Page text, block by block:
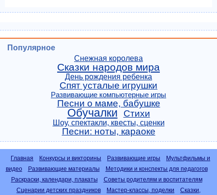
Популярное
Снежная королева
Сказки народов мира
День рождения ребенка
Спят усталые игрушки
Развивающие компьютерные игры
Песни о маме, бабушке
Обучалки Стихи
Шоу, спектакли, квесты, сценки
Песни: ноты, караоке
Главная Конкурсы и викторины Развивающие игры
Мультфильмы и
видео
Развивающие материалы
Методики и конспекты для педагогов
Раскраски, календари, плакаты
Советы родителям и воспитателям
Сценарии детских праздников
Мастер-классы, поделки
Сказки,